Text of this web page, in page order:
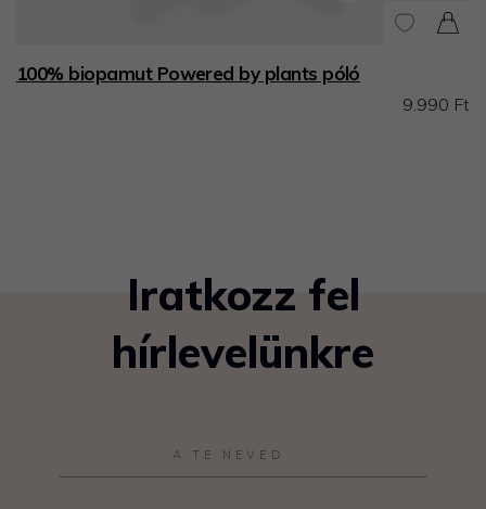
100% biopamut Powered by plants póló
9.990 Ft
Iratkozz fel
hírlevelünkre